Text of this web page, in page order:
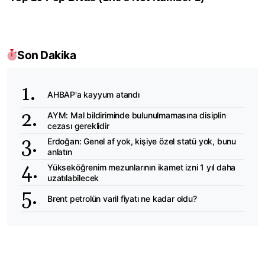
Son Dakika
AHBAP'a kayyum atandı
AYM: Mal bildiriminde bulunulmamasına disiplin
cezası gereklidir
Erdoğan: Genel af yok, kişiye özel statü yok, bunu
anlatın
Yükseköğrenim mezunlarının ikamet izni 1 yıl daha
uzatılabilecek
Brent petrolün varil fiyatı ne kadar oldu?